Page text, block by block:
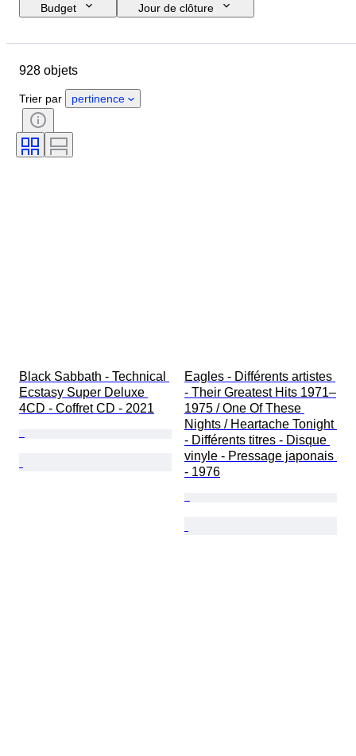
Budget
Jour de clôture
Époque
Technique
Genre artistique
Édition
Testé et en état de marche
928 objets
Trier par pertinence
Black Sabbath - Technical
Ecstasy Super Deluxe
4CD - Coffret CD - 2021
Eagles - Différents artistes
- Their Greatest Hits 1971–
1975 / One Of These
Nights / Heartache Tonight
- Différents titres - Disque
vinyle - Pressage japonais
- 1976